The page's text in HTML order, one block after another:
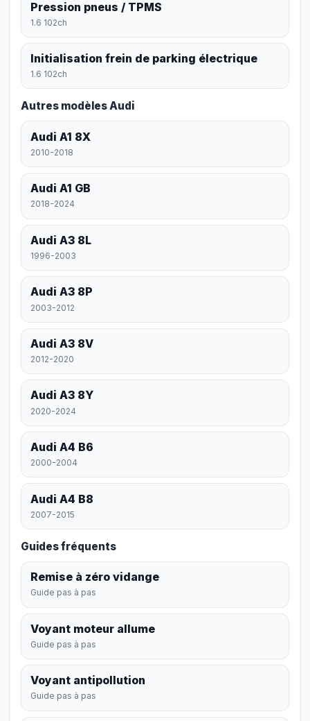
Pression pneus / TPMS
1.6 102ch
Initialisation frein de parking électrique
1.6 102ch
Autres modèles Audi
Audi A1 8X
2010-2018
Audi A1 GB
2018-2024
Audi A3 8L
1996-2003
Audi A3 8P
2003-2012
Audi A3 8V
2012-2020
Audi A3 8Y
2020-2024
Audi A4 B6
2000-2004
Audi A4 B8
2007-2015
Guides fréquents
Remise à zéro vidange
Guide pas à pas
Voyant moteur allume
Guide pas à pas
Voyant antipollution
Guide pas à pas